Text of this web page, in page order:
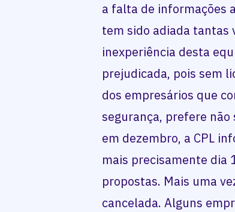
a falta de informações
tem sido adiada tantas
inexperiência desta
prejudicada, pois sem
dos empresários que
segurança, prefere
em dezembro, a CPL
mais precisamente dia
propostas. Mais uma
cancelada. Alguns